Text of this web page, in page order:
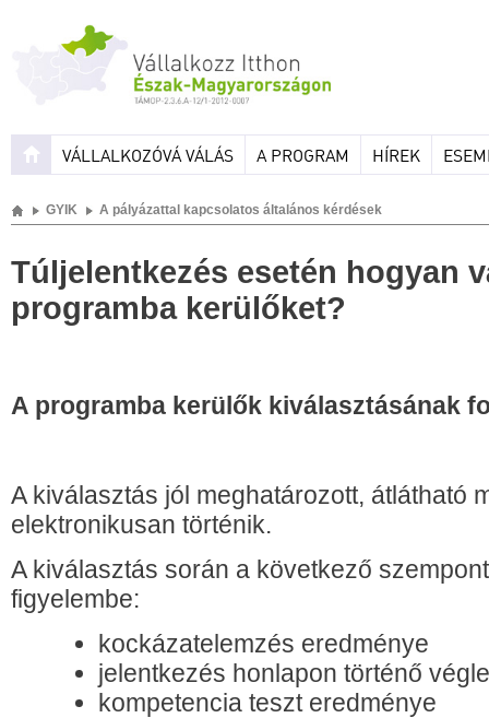
VÁLLALKOZÓVÁ VÁLÁS A PROGRAM HÍREK
GYIK A pályázattal kapcsolatos általános kérdések
Túljelentkezés esetén hogyan
programba kerülőket?
A programba kerülők kiválasztásának
A kiválasztás jól meghatározott, átlátható
elektronikusan történik.
A kiválasztás során a következő
figyelembe:
kockázatelemzés eredménye
jelentkezés honlapon történő
kompetencia teszt eredménye